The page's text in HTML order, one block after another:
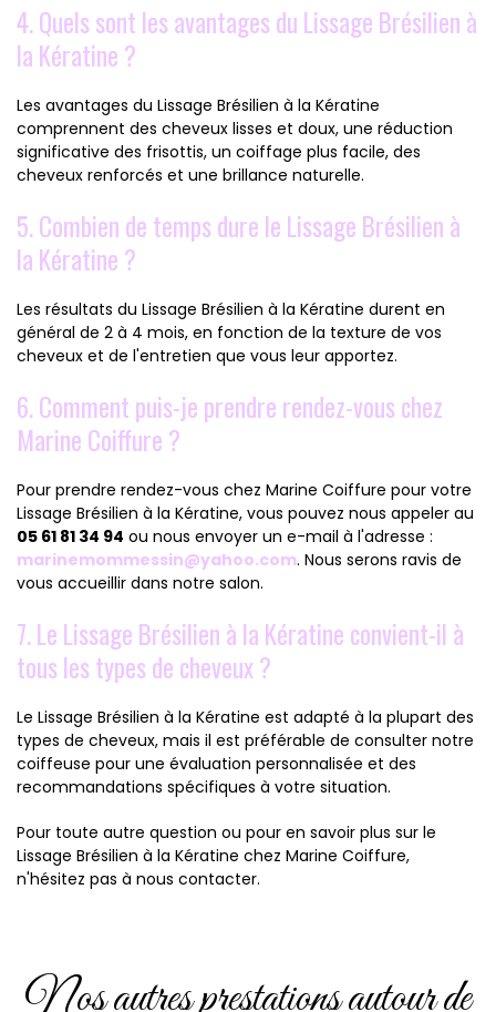
4. Quels sont les avantages du Lissage Brésilien à
la Kératine ?
Les avantages du Lissage Brésilien à la Kératine
comprennent des cheveux lisses et doux, une réduction
significative des frisottis, un coiffage plus facile, des
cheveux renforcés et une brillance naturelle.
5. Combien de temps dure le Lissage Brésilien à
la Kératine ?
Les résultats du Lissage Brésilien à la Kératine durent en
général de 2 à 4 mois, en fonction de la texture de vos
cheveux et de l'entretien que vous leur apportez.
6. Comment puis-je prendre rendez-vous chez
Marine Coiffure ?
Pour prendre rendez-vous chez Marine Coiffure pour votre
Lissage Brésilien à la Kératine, vous pouvez nous appeler au
05 61 81 34 94 ou nous envoyer un e-mail à l'adresse :
marinemommessin@yahoo.com. Nous serons ravis de
vous accueillir dans notre salon.
7. Le Lissage Brésilien à la Kératine convient-il à
tous les types de cheveux ?
Le Lissage Brésilien à la Kératine est adapté à la plupart des
types de cheveux, mais il est préférable de consulter notre
coiffeuse pour une évaluation personnalisée et des
recommandations spécifiques à votre situation.
Pour toute autre question ou pour en savoir plus sur le
Lissage Brésilien à la Kératine chez Marine Coiffure,
n'hésitez pas à nous contacter.
Nos autres prestations autour de